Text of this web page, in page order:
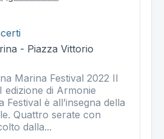
- Piazza Vittorio
Marina Festival 2022 Il
edizione di Armonie
Festival è all’insegna della
Quattro serate con
dalla...